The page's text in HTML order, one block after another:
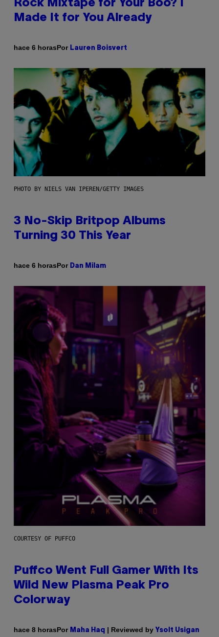
Rock Mixtape for Your Boo? I
Made It for You Already
hace 6 horasPor Lauren Boisvert
PHOTO BY NIELS VAN IPEREN/GETTY IMAGES
3 No-Skip Britpop Albums
Turning 30 This Year
hace 6 horasPor Dan Milam
COURTESY OF PUFFCO
Puffco Went Full Gamer With Its
Wild New Plasma Peak Pro
Colorway
hace 8 horasPor Maha Haq | Reviewed by Ysolt Usigan